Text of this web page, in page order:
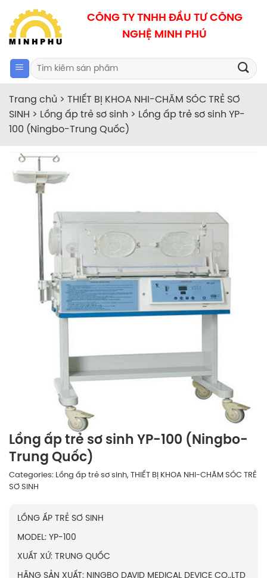
qua
nội
CÔNG TY TNHH ĐẦU TƯ CÔNG
NGHỆ MINH PHÚ
Search
for:
Trang chủ > THIẾT BỊ KHOA NHI-CHĂM SÓC TRẺ SƠ
SINH > Lồng ấp trẻ sơ sinh > Lồng ấp trẻ sơ sinh YP-
100 (Ningbo-Trung Quốc)
Lồng ấp trẻ sơ sinh YP-100 (Ningbo-
Trung Quốc)
Categories: Lồng ấp trẻ sơ sinh,
THIẾT BỊ KHOA NHI-CHĂM SÓC TRẺ
SƠ SINH
LỒNG ẤP TRẺ SƠ SINH
MODEL: YP-100
XUẤT XỨ: TRUNG QUỐC
HÃNG SẢN XUẤT: NINGBO DAVID MEDICAL DEVICE CO.,LTD